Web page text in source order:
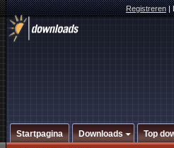
Registreren|
Startpagina Downloads Top